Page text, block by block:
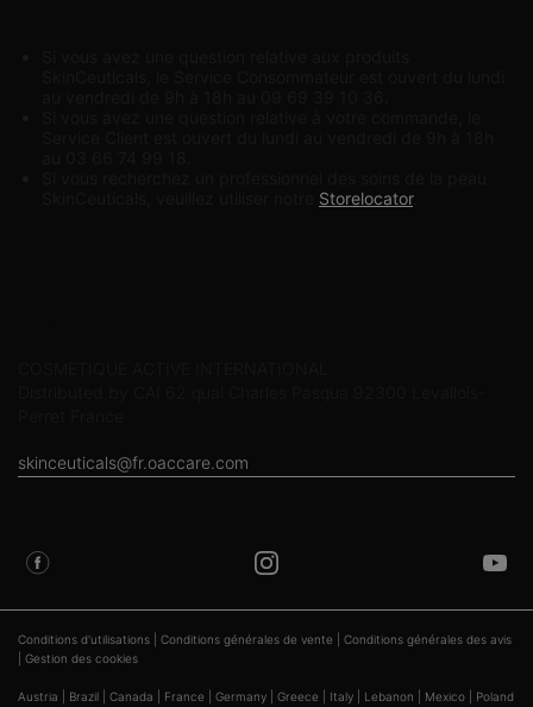
Storelocator.
skinceuticals@fr.oaccare.com
Conditions d'utilisations Conditions générales de vente
Conditions générales des avis
Gestion des cookies
Austria Brazil Canada France Germany Greece Italy Lebanon Mexico Poland